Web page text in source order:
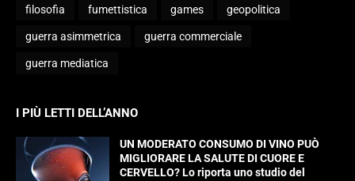
filosofia fumettistica games geopolitica
guerra asimmetrica guerra commerciale
guerra mediatica
I PIÙ LETTI DELL’ANNO
UN MODERATO CONSUMO DI VINO PUÒ
MIGLIORARE LA SALUTE DI CUORE E
CERVELLO? Lo riporta uno studio del